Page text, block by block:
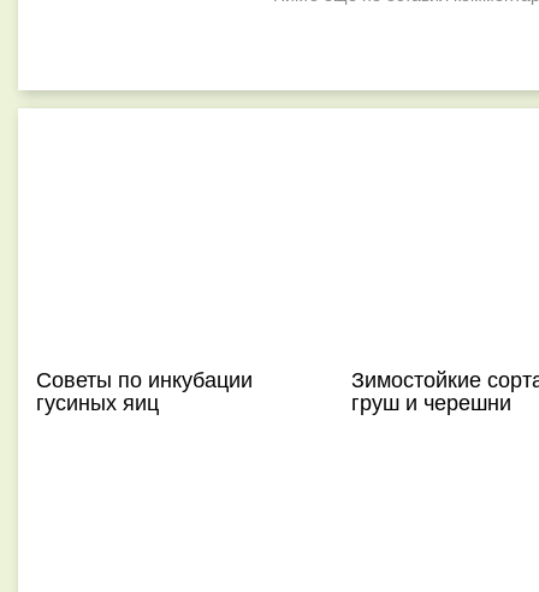
Советы по инкубации
гусиных яиц
Зимостойкие
груш и черешни